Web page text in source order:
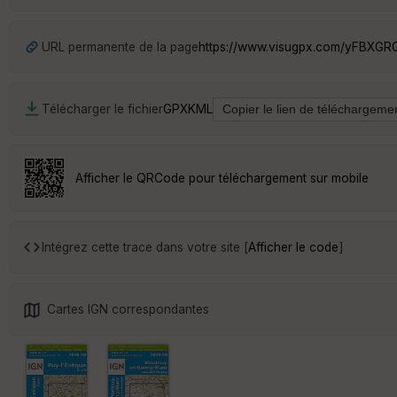
URL permanente de la pagehttps://www.visugpx.com/
Télécharger le fichierGPXKML
Afficher le QRCode pour téléchargement sur mobile
Intégrez cette trace dans votre site [Afficher le code]
Cartes IGN correspondantes